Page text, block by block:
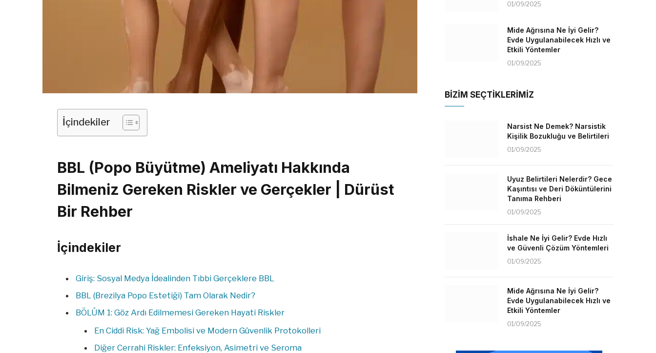
İçindekiler
BBL (Popo Büyütme) Ameliyatı Hakkında
Bilmeniz Gereken Riskler ve Gerçekler | Dürüst
Bir Rehber
İçindekiler
Giriş: Sosyal Medya İdealinden Tıbbi Gerçeklere BBL
BBL (Brezilya Popo Estetiği) Tam Olarak Nedir?
BÖLÜM 1: Göz Ardı Edilmemesi Gereken Hayati Riskler
En Ciddi Risk: Yağ Embolisi ve Modern Güvenlik Protokolleri
Diğer Cerrahi Riskler: Enfeksiyon, Asimetri ve Seroma
01/09/2025
Mide Ağrısına Ne İyi Gelir?
Evde Uygulanabilecek Hızlı ve
Etkili Yöntemler
01/09/2025
BİZİM SEÇTİKLERİMİZ
Narsist Ne Demek? Narsistik
Kişilik Bozukluğu ve Belirtileri
01/09/2025
Uyuz Belirtileri Nelerdir? Gece
Kaşıntısı ve Deri Döküntülerini
Tanıma Rehberi
01/09/2025
İshale Ne İyi Gelir? Evde Hızlı
ve Güvenli Çözüm Yöntemleri
01/09/2025
Mide Ağrısına Ne İyi Gelir?
Evde Uygulanabilecek Hızlı ve
Etkili Yöntemler
01/09/2025